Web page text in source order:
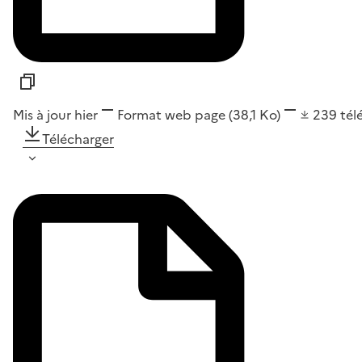
Mis à jour hier Format web page(38,1 Ko) 239
Télécharger